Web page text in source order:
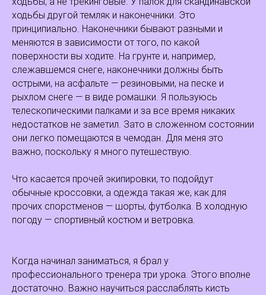
ходьбы другой темляк и наконечники. Это
принципиально. Наконечники бывают разными и
меняются в зависимости от того, по какой
поверхности вы ходите. На грунте и, например,
слежавшемся снеге, наконечники должны быть
острыми, на асфальте — резиновыми, на песке и
рыхлом снеге — в виде ромашки. Я пользуюсь
телескопическими палками и за все время никаких
недостатков не заметил. Зато в сложенном состоянии
они легко помещаются в чемодан. Для меня это
важно, поскольку я много путешествую.
Что касается прочей экипировки, то подойдут
обычные кроссовки, а одежда такая же, как для
прочих спорстменов — шорты, футболка. В холодную
погоду — спортивный костюм и ветровка.
Когда начинал заниматься, я брал у
профессионального тренера три урока. Этого вполне
достаточно. Важно научиться расслаблять кисть